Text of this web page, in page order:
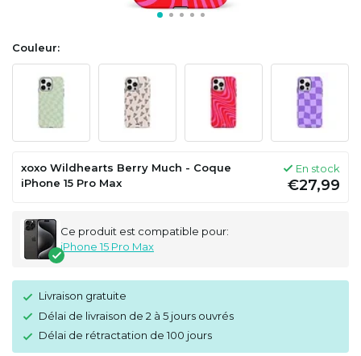
Couleur:
xoxo Wildhearts Berry Much - Coque
iPhone 15 Pro Max
En stock
€27,99
Ce produit est compatible pour:
iPhone 15 Pro Max
Livraison gratuite
Délai de livraison de 2 à 5 jours ouvrés
Délai de rétractation de 100 jours